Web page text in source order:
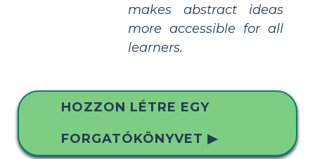
makes abstract ideas
more accessible for all
learners.
HOZZON LÉTRE EGY
FORGATÓKÖNYVET ▶